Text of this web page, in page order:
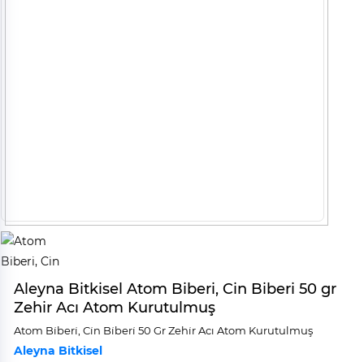
Aleyna Bitkisel Atom Biberi, Cin Biberi 50 gr
Zehir Acı Atom Kurutulmuş
Atom Bi̇beri̇, Ci̇n Bi̇beri̇ 50 Gr Zehi̇r Acı Atom Kurutulmuş
Aleyna Bitkisel